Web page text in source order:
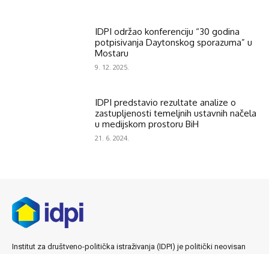
IDPI održao konferenciju “30 godina
potpisivanja Daytonskog sporazuma” u
Mostaru
9. 12. 2025.
IDPI predstavio rezultate analize o
zastupljenosti temeljnih ustavnih načela
u medijskom prostoru BiH
21. 6. 2024.
Institut za društveno-politička istraživanja (IDPI) je politički neovisan